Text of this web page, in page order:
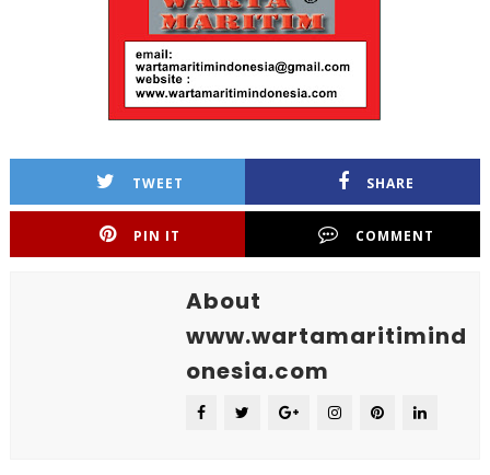
TWEET SHARE
PIN IT COMMENT
About
www.wartamaritimind
onesia.com